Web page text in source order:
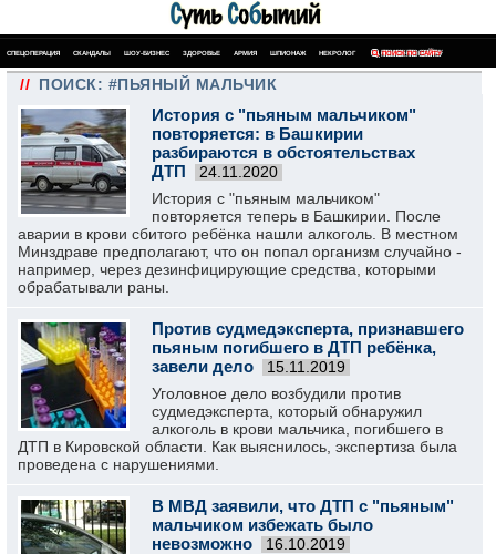
СПЕЦОПЕРАЦИЯ СКАНДАЛЫ ШОУ-БИЗНЕС ЗДОРОВЬЕ АРМИЯ ШПИОНАЖ НЕКРОЛОГ ПОИСК ПО САЙТУ
// ПОИСК: #ПЬЯНЫЙ МАЛЬЧИК
История с "пьяным мальчиком"
повторяется: в Башкирии
разбираются в обстоятельствах
ДТП
24.11.2020
История с "пьяным мальчиком"
повторяется теперь в Башкирии. После
аварии в крови сбитого ребёнка нашли алкоголь. В местном
Минздраве предполагают, что он попал организм случайно -
например, через дезинфицирующие средства, которыми
обрабатывали раны.
Против судмедэксперта, признавшего
пьяным погибшего в ДТП ребёнка,
завели дело
15.11.2019
Уголовное дело возбудили против
судмедэксперта, который обнаружил
алкоголь в крови мальчика, погибшего в
ДТП в Кировской области. Как выяснилось, экспертиза была
проведена с нарушениями.
В МВД заявили, что ДТП с "пьяным"
мальчиком избежать было
невозможно
16.10.2019